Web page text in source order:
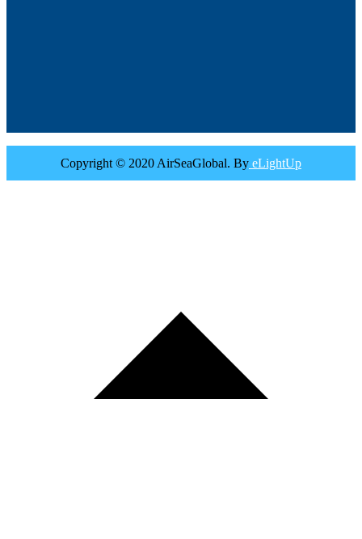
Copyright © 2020 AirSeaGlobal. By eLightUp